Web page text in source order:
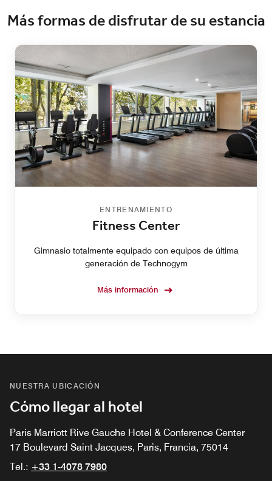
Más formas de disfrutar de su estancia
ENTRENAMIENTO
Fitness Center
Gimnasio totalmente equipado con equipos de última
generación de Technogym
Más información
NUESTRA UBICACIÓN
Cómo llegar al hotel
Paris Marriott Rive Gauche Hotel & Conference Center
17 Boulevard Saint Jacques, Paris, Francia, 75014
Tel.: +33 1-4078 7980